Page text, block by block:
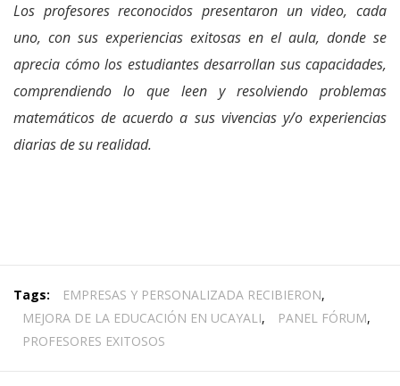
Los profesores reconocidos presentaron un video, cada
uno, con sus experiencias exitosas en el aula, donde se
aprecia cómo los estudiantes desarrollan sus capacidades,
comprendiendo lo que leen y resolviendo problemas
matemáticos de acuerdo a sus vivencias y/o experiencias
diarias de su realidad.
Tags: EMPRESAS Y PERSONALIZADA RECIBIERON,
MEJORA DE LA EDUCACIÓN EN UCAYALI, PANEL FÓRUM,
PROFESORES EXITOSOS